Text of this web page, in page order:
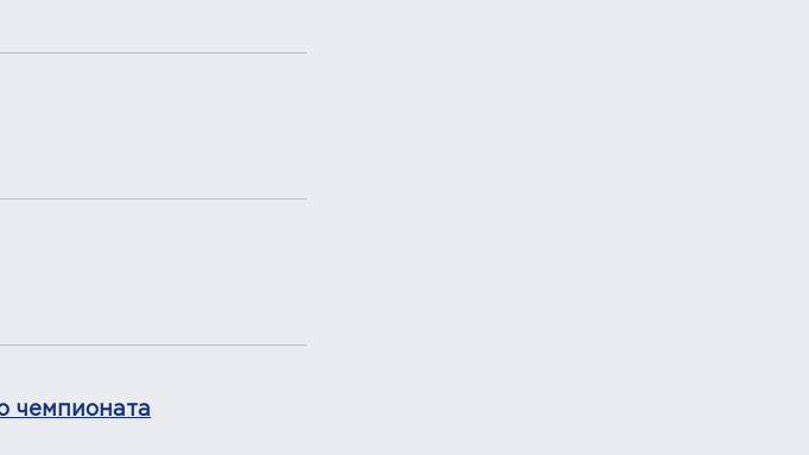
чемпионата